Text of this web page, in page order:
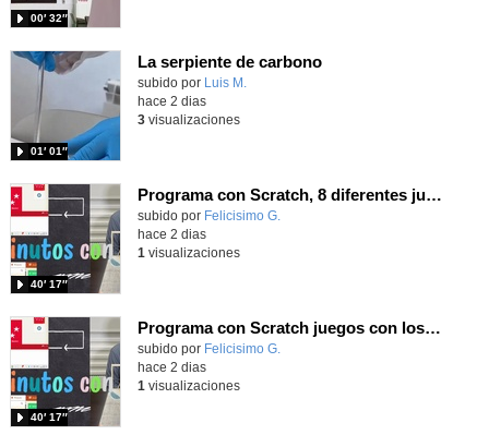
00′ 32″
La serpiente de carbono
Contenido educativo.
subido por Luis M.
01′ 01″
hace 2 dias
3visualizaciones
Programa con Scratch, 8 diferentes juegos para vivir la emoción de los partidos de España en el mundial 2026
Contenido educativo.
subido por Felicisimo G.
40′ 17″
hace 2 dias
1 visualizaciones
Programa con Scratch juegos con los partidos del mundial 2026 ganados por España
Contenido educativo.
subido por Felicisimo G.
40′ 17″
hace 2 dias
1 visualizaciones